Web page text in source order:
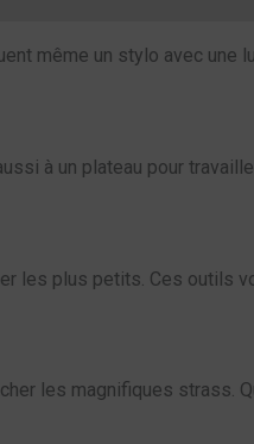
même un stylo avec une
à un plateau pour
les plus petits. Ces outils
les magnifiques strass.